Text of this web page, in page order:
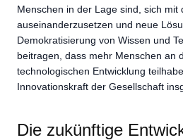
Menschen in der Lage sind, sich mit
auseinanderzusetzen und neue
Demokratisierung von Wissen und
beitragen, dass mehr Menschen an
technologischen Entwicklung
Innovationskraft der Gesellschaft
Die zukünftige